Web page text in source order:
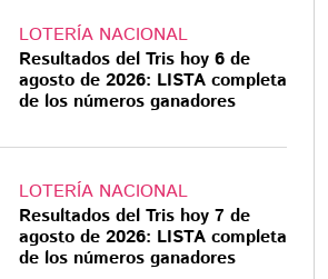
LOTERÍA NACIONAL
Resultados del Tris hoy 6 de
agosto de 2026: LISTA completa
de los números ganadores
LOTERÍA NACIONAL
Resultados del Tris hoy 7 de
agosto de 2026: LISTA completa
de los números ganadores